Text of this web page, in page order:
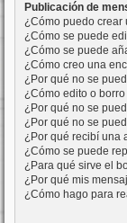
Publicación de
¿Cómo puedo crear
¿Cómo se puede
¿Cómo se puede
¿Cómo creo una
¿Por qué no se
¿Cómo edito o
¿Por qué no se
¿Por qué no se
¿Por qué recibí una
¿Cómo se puede
¿Para qué sirve el
¿Por qué mis
¿Cómo hago para